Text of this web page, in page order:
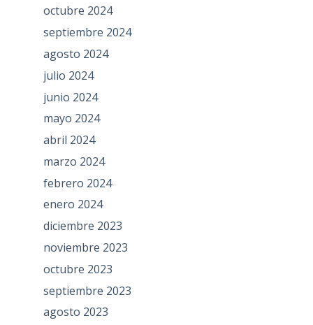
octubre 2024
septiembre 2024
agosto 2024
julio 2024
junio 2024
mayo 2024
abril 2024
marzo 2024
febrero 2024
enero 2024
diciembre 2023
noviembre 2023
octubre 2023
septiembre 2023
agosto 2023